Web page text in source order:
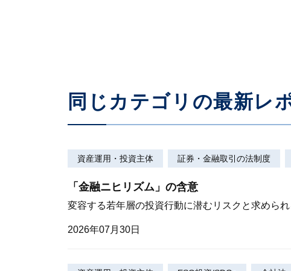
同じカテゴリの最新レ
資産運用・投資主体 証券・金融取引の法制度
「金融ニヒリズム」の含意
変容する若年層の投資行動に潜むリスクと求めら
2026年07月30日